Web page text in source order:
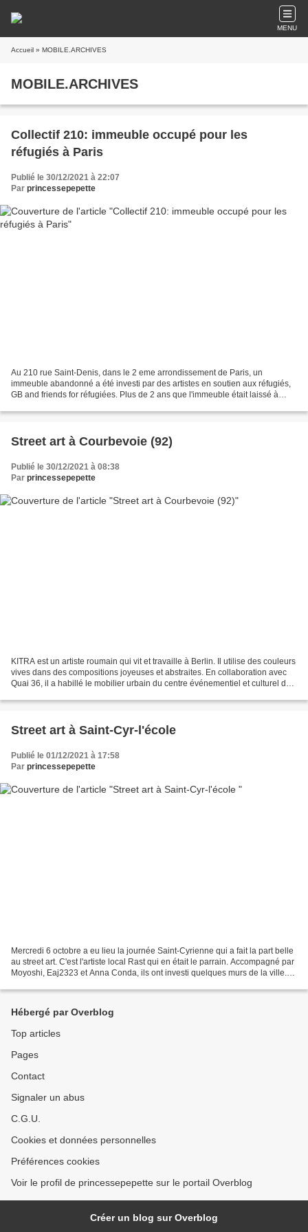
MENU
Accueil » MOBILE.ARCHIVES
MOBILE.ARCHIVES
Collectif 210: immeuble occupé pour les
réfugiés à Paris
Publié le 30/12/2021 à 22:07
Par princessepepette
Au 210 rue Saint-Denis, dans le 2 eme arrondissement de Paris, un
immeuble abandonné a été investi par des artistes en soutien aux réfugiés,
GB and friends for réfugiées. Plus de 2 ans que l'immeuble était laissé à
Street art à Courbevoie (92)
Publié le 30/12/2021 à 08:38
Par princessepepette
KITRA est un artiste roumain qui vit et travaille à Berlin. Il utilise des couleurs
vives dans des compositions joyeuses et abstraites. En collaboration avec
Quai 36, il a habillé le mobilier urbain du centre événementiel et culturel de
Street art à Saint-Cyr-l'école
Publié le 01/12/2021 à 17:58
Par princessepepette
Mercredi 6 octobre a eu lieu la journée Saint-Cyrienne qui a fait la part belle
au street art. C'est l'artiste local Rast qui en était le parrain. Accompagné par
Moyoshi, Eaj2323 et Anna Conda, ils ont investi quelques murs de la ville.
Hébergé par Overblog
Top articles
Pages
Contact
Signaler un abus
C.G.U.
Cookies et données personnelles
Préférences cookies
Voir le profil de princessepepette sur le portail Overblog
Créer un blog sur Overblog